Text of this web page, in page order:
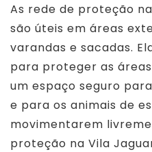
As rede de proteção
são úteis em áreas
varandas e sacadas.
para proteger as
um espaço seguro
e para os animais de
movimentarem
proteção na Vila